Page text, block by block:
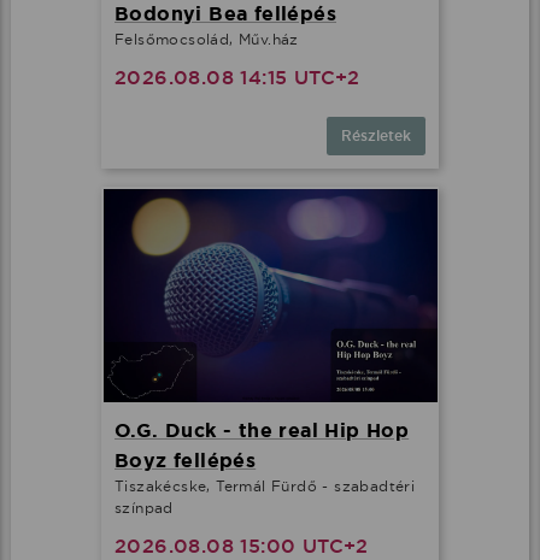
Bodonyi Bea fellépés
Felsőmocsolád, Műv.ház
2026.08.08 14:15 UTC+2
Részletek
O.G. Duck - the real Hip Hop
Boyz fellépés
Tiszakécske, Termál Fürdő - szabadtéri
színpad
2026.08.08 15:00 UTC+2